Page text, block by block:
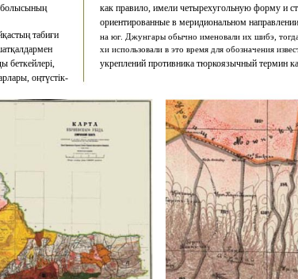
болысының
табиғи
беткейлері,
оңтүстік-
как правило, имели четырехугольную форму и
ориентированные в меридиональном
на юг. Джунгары обычно именовали их шибэ, тогда
хи использовали в это время для обозначения
укреплений противника тюркоязычный термин